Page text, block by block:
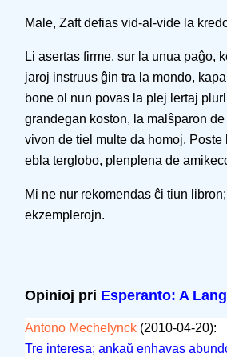
Male, Zaft defias vid-al-vide la
Li asertas firme, sur la unua paĝo,
jaroj instruus ĝin tra la mondo,
bone ol nun povas la plej lertaj
grandegan koston, la malŝparon
vivon de tiel multe da homoj.
ebla terglobo, plenplena de
Mi ne nur rekomendas ĉi tiun
ekzemplerojn.
Opinioj pri Esperanto: A
Antono Mechelynck (2010-04-20):
Tre interesa; ankaŭ enhavas